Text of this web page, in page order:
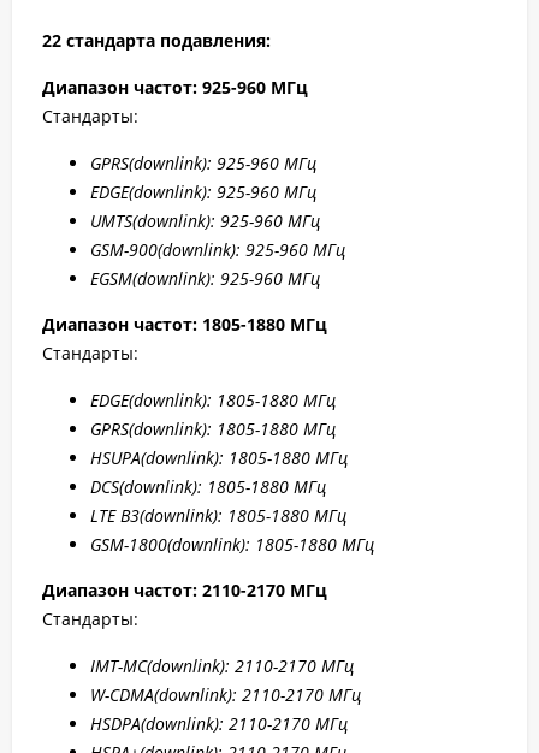
22 стандарта подавления:
Диапазон частот: 925-960 МГц
Стандарты:
GPRS(downlink): 925-960 МГц
EDGE(downlink): 925-960 МГц
UMTS(downlink): 925-960 МГц
GSM-900(downlink): 925-960 МГц
EGSM(downlink): 925-960 МГц
Диапазон частот: 1805-1880 МГц
Стандарты:
EDGE(downlink): 1805-1880 МГц
GPRS(downlink): 1805-1880 МГц
HSUPA(downlink): 1805-1880 МГц
DCS(downlink): 1805-1880 МГц
LTE B3(downlink): 1805-1880 МГц
GSM-1800(downlink): 1805-1880 МГц
Диапазон частот: 2110-2170 МГц
Стандарты:
IMT-MC(downlink): 2110-2170 МГц
W-CDMA(downlink): 2110-2170 МГц
HSDPA(downlink): 2110-2170 МГц